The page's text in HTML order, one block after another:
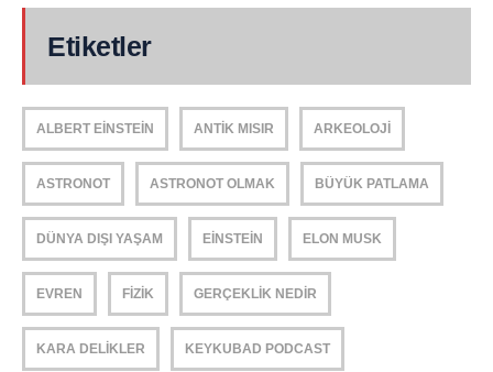
Etiketler
ALBERT EINSTEIN ANTIK MISIR ARKEOLOJI
ASTRONOT ASTRONOT OLMAK BÜYÜK PATLAMA
DÜNYA DIŞI YAŞAM EINSTEIN ELON MUSK
EVREN FIZIK GERÇEKLIK NEDIR
KARA DELIKLER KEYKUBAD PODCAST